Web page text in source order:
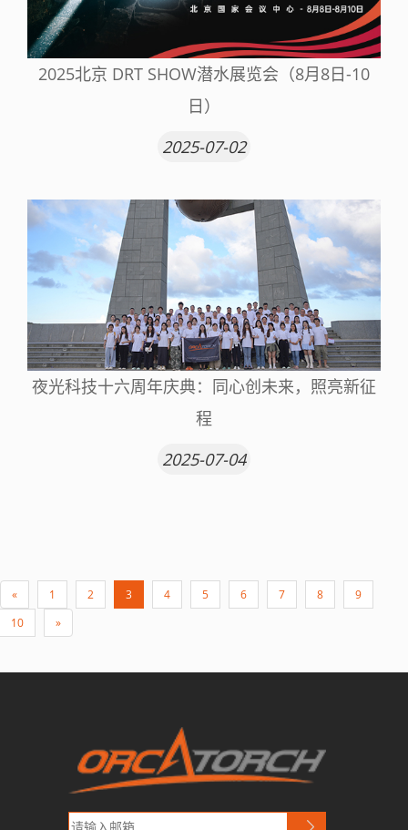
2025北京 DRT SHOW潜水展览会（8月8日-10
日）
2025-07-02
夜光科技十六周年庆典：同心创未来，照亮新征
程
2025-07-04
« 1 2 3 4 5 6 7 8
9
10
»